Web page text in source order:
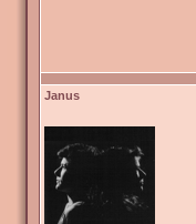
Janus